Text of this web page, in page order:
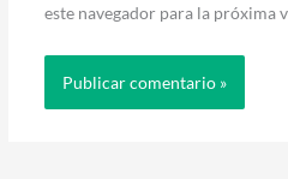
este navegador para la próxima